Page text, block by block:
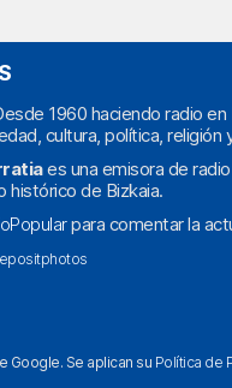
1960 haciendo radio
cultura, política, religión
es una emisora de
histórico de Bizkaia.
para comentar la
Google. Se aplican su Política de